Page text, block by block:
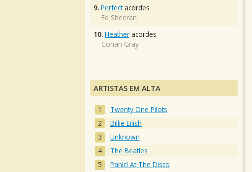
9. Perfectacordes
Ed Sheeran
10. Heather acordes
Conan Gray
ARTISTAS EM ALTA
Twenty One Pilots
Billie Eilish
Unknown
The Beatles
Panic! At The Disco